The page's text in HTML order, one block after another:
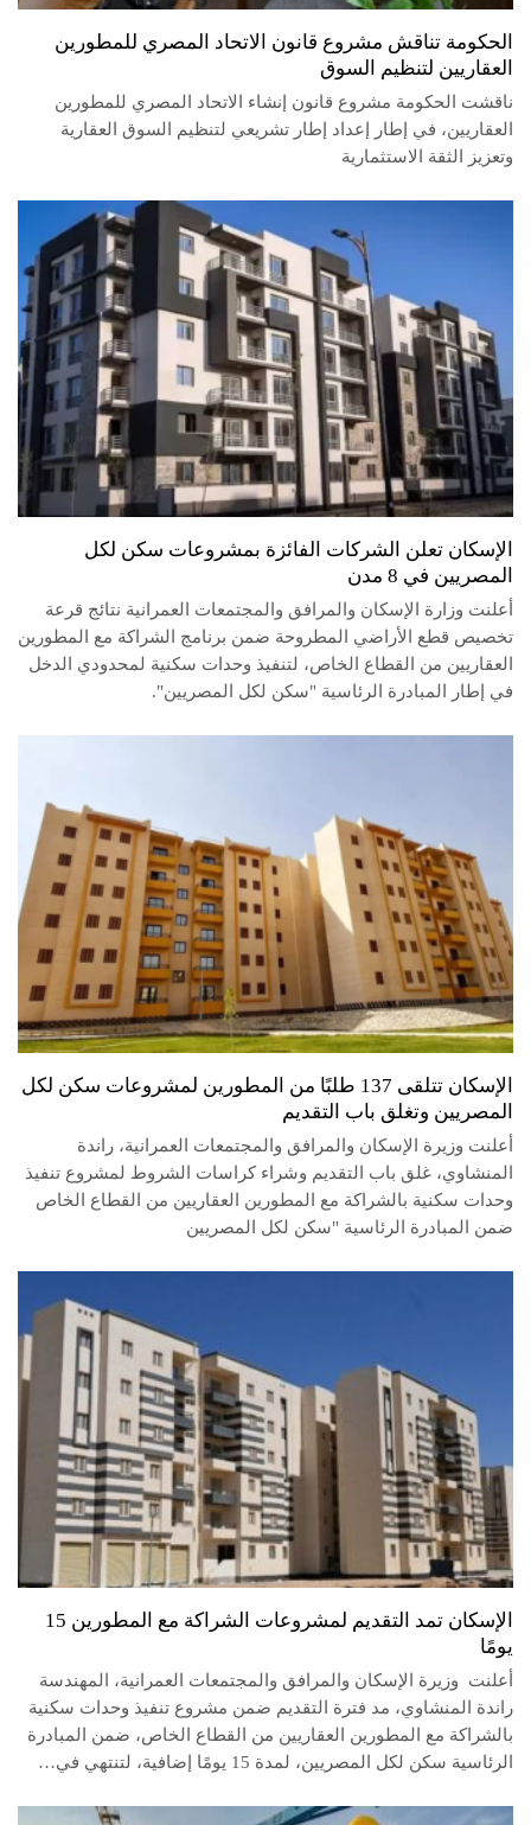
الحكومة تناقش مشروع قانون الاتحاد المصري للمطورين
العقاريين لتنظيم السوق
ناقشت الحكومة مشروع قانون إنشاء الاتحاد المصري للمطورين
العقاريين، في إطار إعداد إطار تشريعي لتنظيم السوق العقارية
وتعزيز الثقة الاستثمارية
الإسكان تعلن الشركات الفائزة بمشروعات سكن لكل
المصريين في 8 مدن
أعلنت وزارة الإسكان والمرافق والمجتمعات العمرانية نتائج قرعة
تخصيص قطع الأراضي المطروحة ضمن برنامج الشراكة مع المطورين
العقاريين من القطاع الخاص، لتنفيذ وحدات سكنية لمحدودي الدخل
في إطار المبادرة الرئاسية "سكن لكل المصريين".
الإسكان تتلقى 137 طلبًا من المطورين لمشروعات سكن لكل
المصريين وتغلق باب التقديم
أعلنت وزيرة الإسكان والمرافق والمجتمعات العمرانية، راندة
المنشاوي، غلق باب التقديم وشراء كراسات الشروط لمشروع تنفيذ
وحدات سكنية بالشراكة مع المطورين العقاريين من القطاع الخاص
ضمن المبادرة الرئاسية "سكن لكل المصريين
الإسكان تمد التقديم لمشروعات الشراكة مع المطورين 15
يومًا
أعلنت وزيرة الإسكان والمرافق والمجتمعات العمرانية، المهندسة
راندة المنشاوي، مد فترة التقديم ضمن مشروع تنفيذ وحدات سكنية
بالشراكة مع المطورين العقاريين من القطاع الخاص، ضمن المبادرة
الرئاسية سكن لكل المصريين، لمدة 15 يومًا إضافية، لتنتهي في…